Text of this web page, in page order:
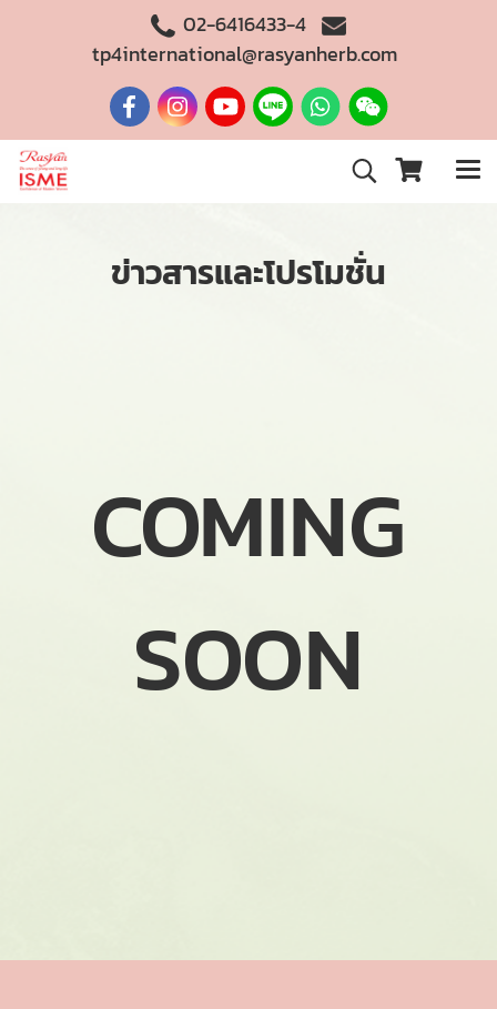
02-6416433-4
tp4international@rasyanherb.com
ข่าวสารและโปรโมชั่น
COMING
SOON